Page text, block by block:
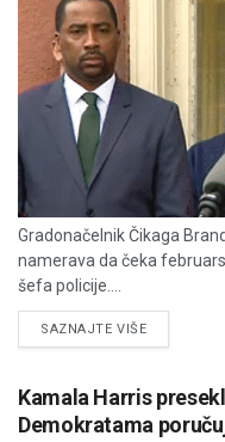
Gradonačelnik Čikaga
namerava da čeka
šefa policije....
SAZNAJTE VIŠEDETAILS
Kamala Harris
Demokratama